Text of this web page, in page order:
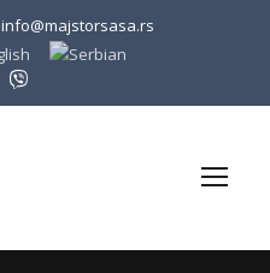
info@majstorsasa.rs